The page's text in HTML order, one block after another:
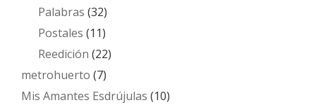
Palabras (32)
Postales (11)
Reedición (22)
metrohuerto (7)
Mis Amantes Esdrújulas (10)